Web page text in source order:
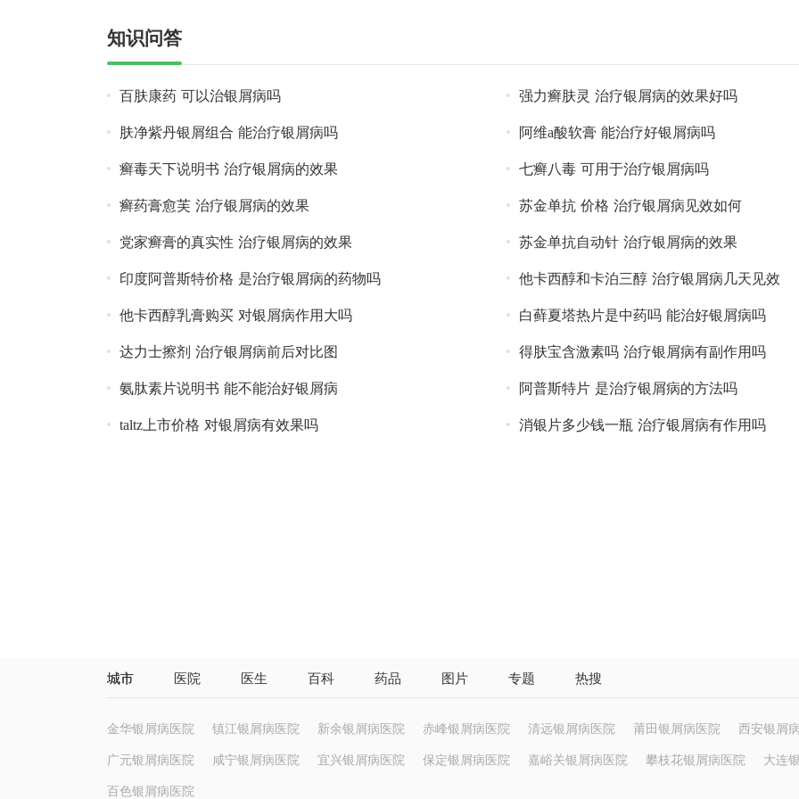
知识问答
百肤康药 可以治银屑病吗 强力癣肤灵 治疗银屑病的效果好吗
肤净紫丹银屑组合 能治疗银屑病吗 阿维a酸软膏 能治疗好银屑病吗
癣毒天下说明书 治疗银屑病的效果 七癣八毒 可用于治疗银屑病吗
癣药膏愈芙 治疗银屑病的效果 苏金单抗 价格 治疗银屑病见效如何
党家癣膏的真实性 治疗银屑病的效果 苏金单抗自动针 治疗银屑病的效果
印度阿普斯特价格 是治疗银屑病的药物吗 他卡西醇和卡泊三醇 治疗银屑病几天见效
他卡西醇乳膏购买 对银屑病作用大吗 白藓夏塔热片是中药吗 能治好银屑病吗
达力士擦剂 治疗银屑病前后对比图 得肤宝含激素吗 治疗银屑病有副作用吗
氨肽素片说明书 能不能治好银屑病 阿普斯特片 是治疗银屑病的方法吗
taltz上市价格 对银屑病有效果吗 消银片多少钱一瓶 治疗银屑病有作用吗
城市 医院 医生 百科 药品 图片 专题 热搜
金华银屑病医院 镇江银屑病医院 新余银屑病医院 赤峰银屑病医院 清远银屑病医院 莆田银屑病医院 西安银屑
广元银屑病医院 咸宁银屑病医院 宜兴银屑病医院 保定银屑病医院 嘉峪关银屑病医院 攀枝花银屑病医院 大连
百色银屑病医院